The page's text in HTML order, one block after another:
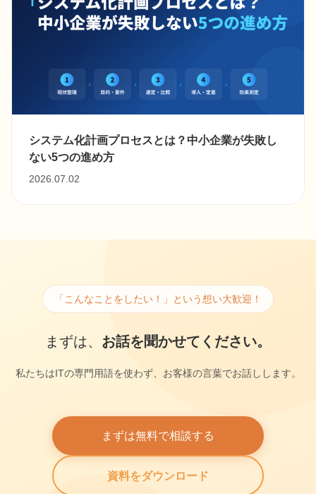
システム化計画プロセスとは？中小企業が失敗し
ない5つの進め方
2026.07.02
「こんなことをしたい！」という想い大歓迎！
まずは、 お話を聞かせてください。
私たちはITの専門用語を使わず、お客様の言葉でお話しします。
まずは無料で相談する
資料をダウンロード